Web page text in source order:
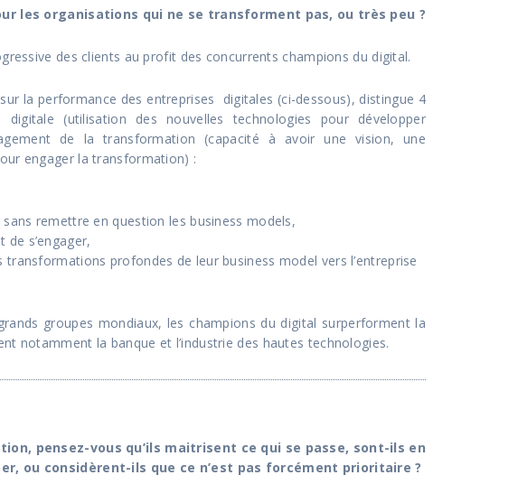
les organisations qui ne se transforment pas, ou très peu ?
des clients au profit des concurrents champions du digital.
la performance des entreprises digitales (ci-dessous), distingue 4
(utilisation des nouvelles technologies pour développer
de la transformation (capacité à avoir une vision, une
engager la transformation) :
remettre en question les business models,
s’engager,
profondes de leur business model vers l’entreprise
groupes mondiaux, les champions du digital surperforment la
notamment la banque et l’industrie des hautes technologies.
pensez-vous qu’ils maitrisent ce qui se passe, sont-ils en
ou considèrent-ils que ce n’est pas forcément prioritaire ?